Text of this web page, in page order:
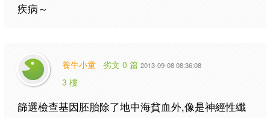
疾病～
養牛小童 劣文 0 篇 2013-09-08 08:36:08
3 樓
篩選檢查基因胚胎除了地中海貧血外,像是神經性纖